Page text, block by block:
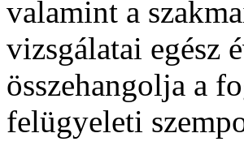
valamint a
vizsgálatai egész
összehangolja a
felügyeleti